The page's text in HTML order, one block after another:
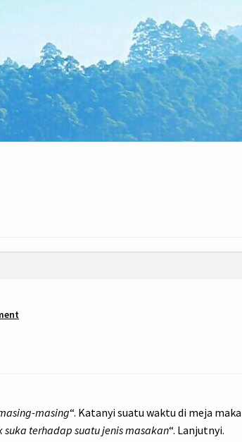
masing“. Katanyi suatu waktu di meja
terhadap suatu jenis masakan“. Lanjutnyi.